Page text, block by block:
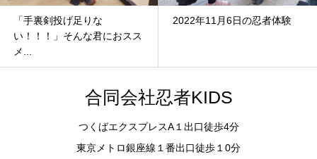
「手裏剣投げ足りな
い！！！」そんな君におスス
メ...
2022年11月6日の忍者体験
合同会社忍者KIDS
つくばエクスプレスA１出口徒歩4分
東京メトロ銀座線１番出口徒歩１0分